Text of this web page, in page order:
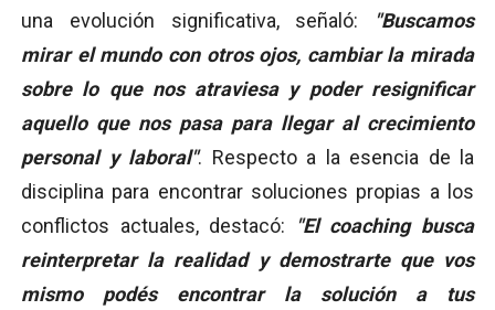
una evolución significativa, señaló:
"Buscamos
mirar el mundo con otros ojos, cambiar la mirada
sobre lo que nos atraviesa y poder resignificar
aquello que nos pasa para llegar al crecimiento
personal y laboral". Respecto a la esencia de la
disciplina para encontrar soluciones propias a los
conflictos actuales, destacó:
"El coaching busca
reinterpretar la realidad y demostrarte que vos
mismo podés encontrar la solución a tus